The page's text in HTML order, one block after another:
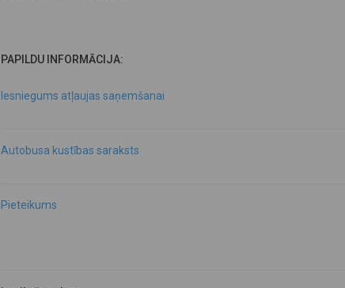
PAPILDU INFORMĀCIJA:
Iesniegums atļaujas saņemšanai
Autobusa kustības saraksts
Pieteikums